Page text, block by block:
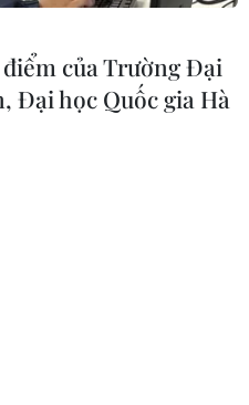
vong
của Trường Đại
Đại học Quốc gia Hà